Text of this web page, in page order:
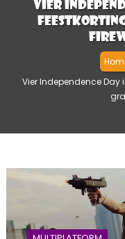
Vier
Vier Independence Day